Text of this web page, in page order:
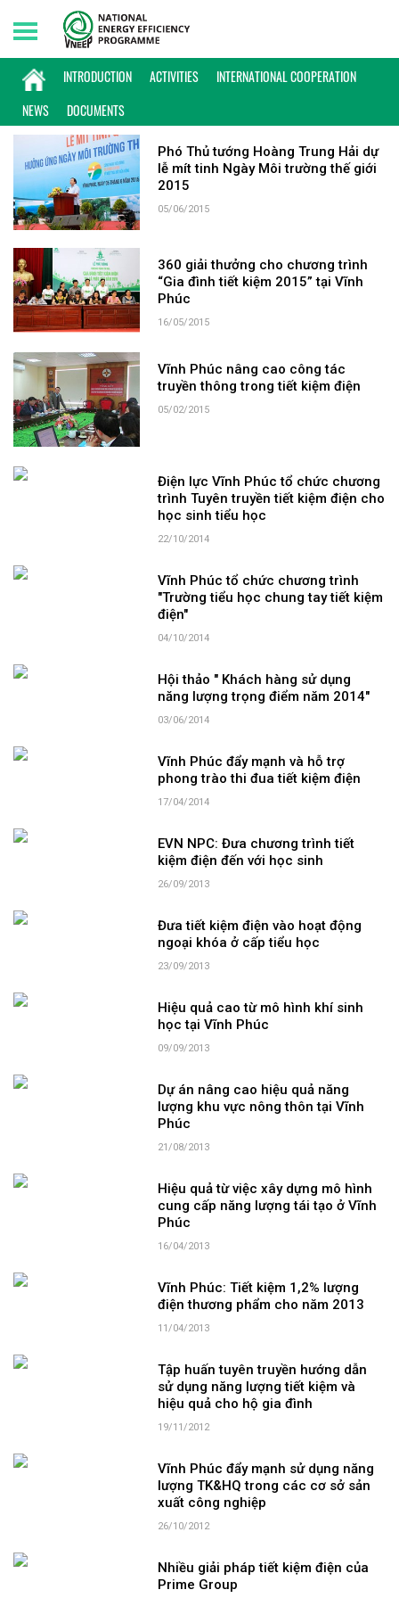
INTRODUCTION ACTIVITIES
INTERNATIONAL COOPERATION
NEWS
DOCUMENTS
Saturday, 08/08/2026 | 05:46 GMT+7
KEYWORD: VĨNH PHÚC
Phó Thủ tướng Hoàng Trung Hải dự
lễ mít tinh Ngày Môi trường thế giới
2015
05/06/2015
360 giải thưởng cho chương trình
“Gia đình tiết kiệm 2015” tại Vĩnh
Phúc
16/05/2015
Vĩnh Phúc nâng cao công tác
truyền thông trong tiết kiệm điện
05/02/2015
Điện lực Vĩnh Phúc tổ chức chương
trình Tuyên truyền tiết kiệm điện cho
học sinh tiểu học
22/10/2014
Vĩnh Phúc tổ chức chương trình
"Trường tiểu học chung tay tiết kiệm
điện"
04/10/2014
Hội thảo " Khách hàng sử dụng
năng lượng trọng điểm năm 2014"
03/06/2014
Vĩnh Phúc đẩy mạnh và hỗ trợ
phong trào thi đua tiết kiệm điện
17/04/2014
EVN NPC: Đưa chương trình tiết
kiệm điện đến với học sinh
26/09/2013
Đưa tiết kiệm điện vào hoạt động
ngoại khóa ở cấp tiểu học
23/09/2013
Hiệu quả cao từ mô hình khí sinh
học tại Vĩnh Phúc
09/09/2013
Dự án nâng cao hiệu quả năng
lượng khu vực nông thôn tại Vĩnh
Phúc
21/08/2013
Hiệu quả từ việc xây dựng mô hình
cung cấp năng lượng tái tạo ở Vĩnh
Phúc
16/04/2013
Vĩnh Phúc: Tiết kiệm 1,2% lượng
điện thương phẩm cho năm 2013
11/04/2013
Tập huấn tuyên truyền hướng dẫn
sử dụng năng lượng tiết kiệm và
hiệu quả cho hộ gia đình
19/11/2012
Vĩnh Phúc đẩy mạnh sử dụng năng
lượng TK&HQ trong các cơ sở sản
xuất công nghiệp
26/10/2012
Nhiều giải pháp tiết kiệm điện của
Prime Group